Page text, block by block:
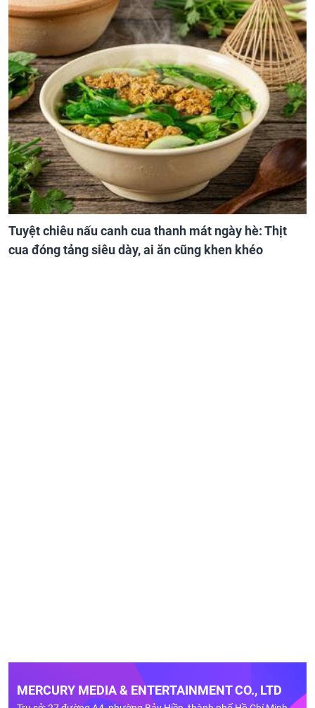
Tuyệt chiêu nấu canh cua thanh mát ngày hè: Thịt
cua đóng tảng siêu dày, ai ăn cũng khen khéo
MERCURY MEDIA & ENTERTAINMENT CO., LTD